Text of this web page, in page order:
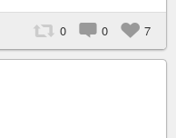
0 0 7